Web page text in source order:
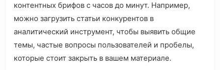
контентных брифов с часов до минут. Например,
можно загрузить статьи конкурентов в
аналитический инструмент, чтобы выявить общие
темы, частые вопросы пользователей и пробелы,
которые стоит закрыть в вашем материале.